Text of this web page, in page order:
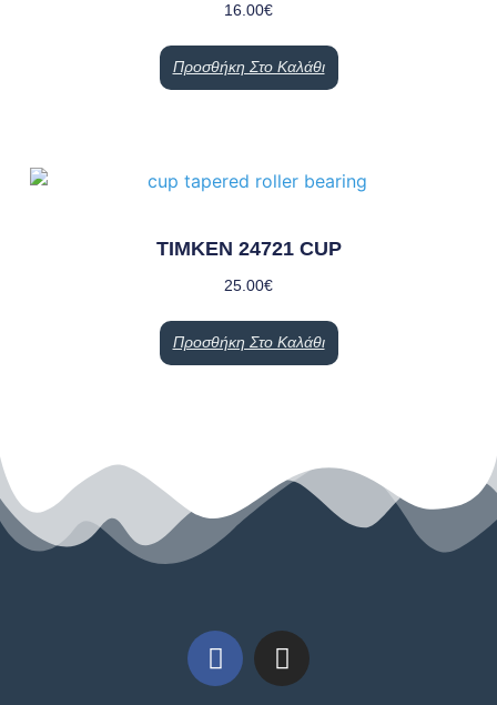
16.00€
Προσθήκη Στο Καλάθι
TIMKEN 24721 CUP
25.00€
Προσθήκη Στο Καλάθι